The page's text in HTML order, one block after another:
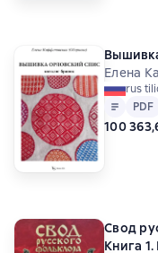
Елена
rus
Matn
PDF
PDF
100
Свод
Книга